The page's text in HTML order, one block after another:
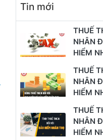
Tin mới
THUẾ
NHÂN
HIỂM
THUẾ
NHÂN
HIỂM
THUẾ
NHÂN
HIỂM